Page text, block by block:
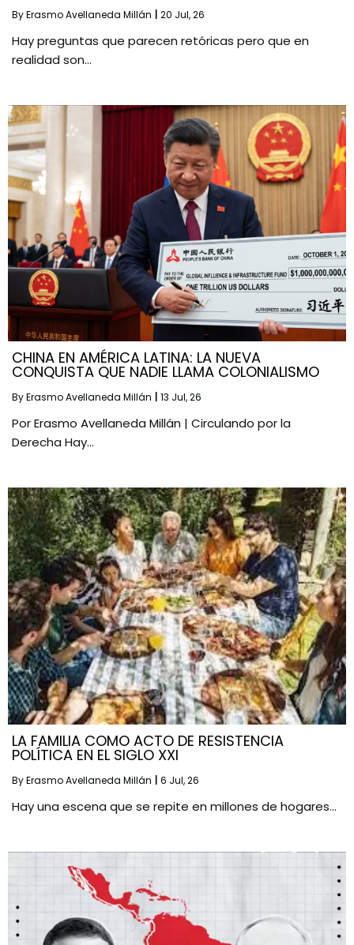
ByErasmo Avellaneda Millán 20 Jul, 26
Hay preguntas que parecen retóricas pero que en
realidad son…
CHINA EN AMÉRICA LATINA: LA NUEVA
CONQUISTA QUE NADIE LLAMA COLONIALISMO
ByErasmo Avellaneda Millán 13 Jul, 26
Por Erasmo Avellaneda Millán | Circulando por la
Derecha Hay…
LA FAMILIA COMO ACTO DE RESISTENCIA
POLÍTICA EN EL SIGLO XXI
ByErasmo Avellaneda Millán 6 Jul, 26
Hay una escena que se repite en millones de hogares…